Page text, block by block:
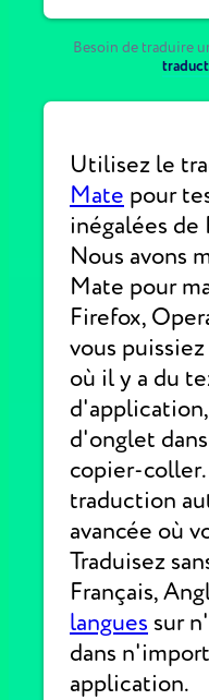
Besoin de traduire
Utilisez le
Mate pour
inégalées de
Nous avons
Mate pour
Firefox,
vous
où il y a du
d'onglet
copier-coller.
traduction
avancée où
Traduisez
Français,
langues sur
dans
application.